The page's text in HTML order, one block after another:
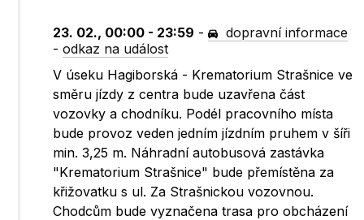
23. 02., 00:00 - 23:59 -
dopravní informace
-odkaz na událost
V úseku Hagiborská - Krematorium Strašnice ve
směru jízdy z centra bude uzavřena část
vozovky a chodníku. Podél pracovního místa
bude provoz veden jedním jízdním pruhem v šíři
min. 3,25 m. Náhradní autobusová zastávka
"Krematorium Strašnice" bude přemístěna za
křižovatku s ul. Za Strašnickou vozovnou.
Chodcům bude vyznačena trasa pro obcházení